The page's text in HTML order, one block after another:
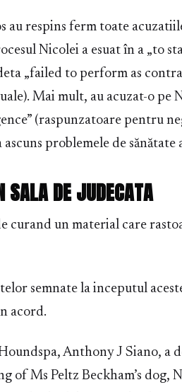
au respins ferm toate
Nicolei a esuat în a „to
„failed to perform as
Mai mult, au acuzat-o pe
(raspunzatoare pentru
ascuns problemele de
SALA DE JUDECATA
curand un material care
semnate la inceputul
acord.
Anthony J Siano, a
of Ms Peltz Beckham’s dog,